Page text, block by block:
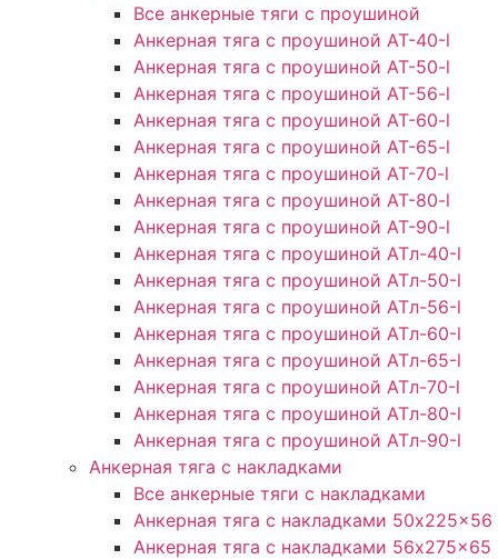
Все анкерные тяги с проушиной
Анкерная тяга с проушиной АТ-40-l
Анкерная тяга с проушиной AT-50-l
Анкерная тяга с проушиной AT-56-l
Анкерная тяга с проушиной AT-60-l
Анкерная тяга с проушиной AT-65-l
Анкерная тяга с проушиной AT-70-l
Анкерная тяга с проушиной AT-80-l
Анкерная тяга с проушиной AT-90-l
Анкерная тяга с проушиной АТл-40-l
Анкерная тяга с проушиной ATл-50-l
Анкерная тяга с проушиной ATл-56-l
Анкерная тяга с проушиной ATл-60-l
Анкерная тяга с проушиной ATл-65-l
Анкерная тяга с проушиной ATл-70-l
Анкерная тяга с проушиной ATл-80-l
Анкерная тяга с проушиной ATл-90-l
Анкерная тяга с накладками
Все анкерные тяги с накладками
Анкерная тяга с накладками 50x225x56
Анкерная тяга с накладками 56x275x65